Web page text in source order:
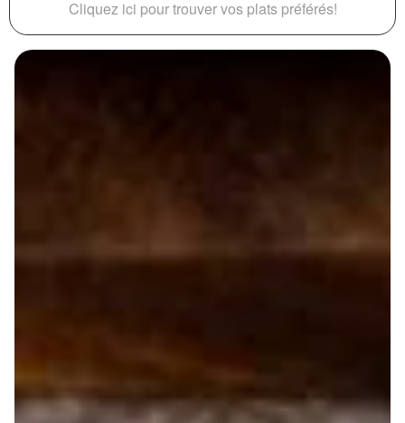
Cliquez ici pour trouver vos plats préférés!